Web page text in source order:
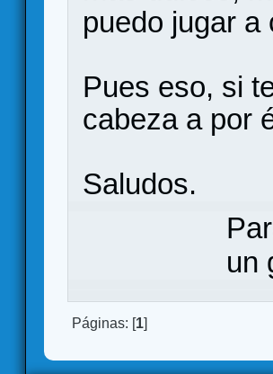
puedo jugar a
Pues eso, si
cabeza a por
Saludos.
un
Páginas: [1]